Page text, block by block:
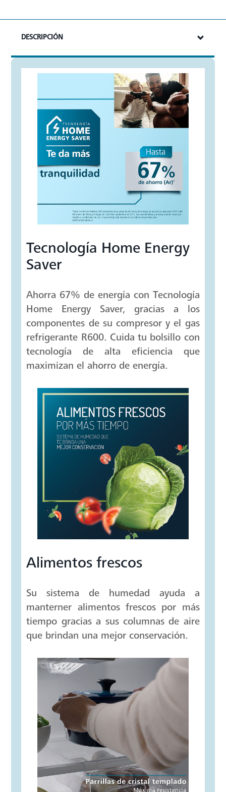
47 En existencias
AGREGAR AL CARRITO
Tecnología Home Energy
Saver
Ahorra 67% de energía con Tecnología
Home Energy Saver, gracias a los
componentes de su compresor y el gas
refrigerante R600. Cuida tu bolsillo con
tecnología de alta eficiencia que
maximizan el ahorro de energía.
Alimentos frescos
Su sistema de humedad ayuda a
manterner alimentos frescos por más
tiempo gracias a sus columnas de aire
que brindan una mejor conservación.